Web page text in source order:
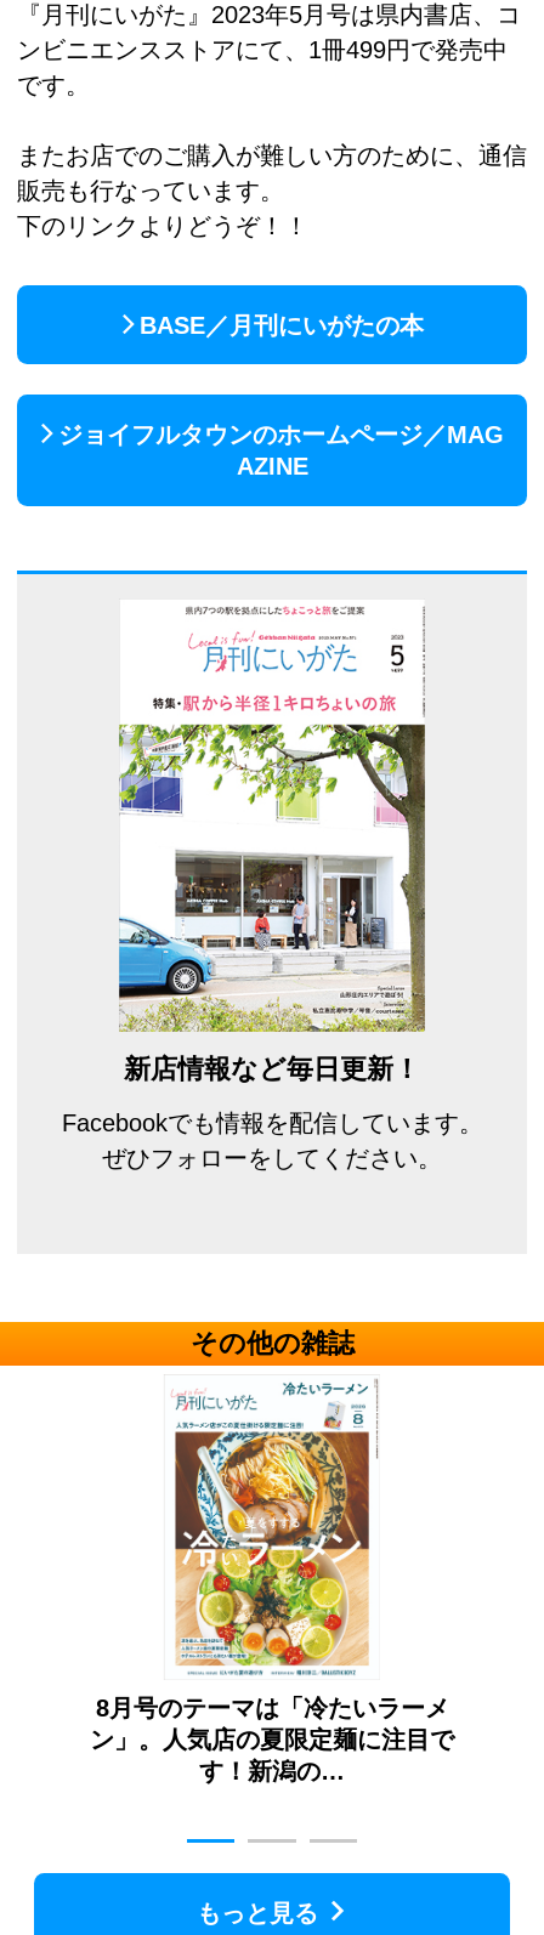
『月刊にいがた』2023年5月号は県内書店、コ
ンビニエンスストアにて、1冊499円で発売中
です。
またお店でのご購入が難しい方のために、通信
販売も行なっています。
下のリンクよりどうぞ！！
BASE／月刊にいがたの本
ジョイフルタウンのホームページ／MAG
AZINE
新店情報など毎日更新！
Facebookでも情報を配信しています。
ぜひフォローをしてください。
その他の雑誌
号のテーマは「冷たいラーメ
。人気店の夏限定麺に注目で
す！新潟の…
7月号のテー
こと」。これ
もっと見る